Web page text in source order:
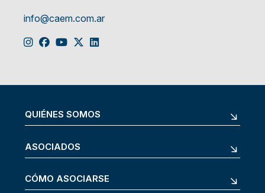
info@caem.com.ar
QUIÉNES SOMOS
ASOCIADOS
CÓMO ASOCIARSE